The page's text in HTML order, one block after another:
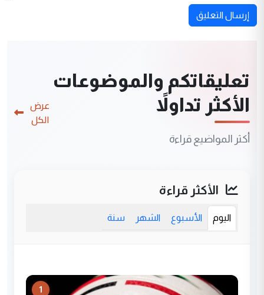
إرسال التعليق
تعليقاتكم والموضوعات
الأكثر تداولاً
أكثر المواضيع قراءة
عرض
الكل
الأكثر قراءة
اليوم الأسبوع الشهر سنة
1